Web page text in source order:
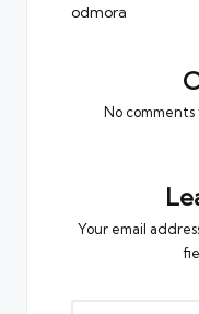
odmora
No
Your email